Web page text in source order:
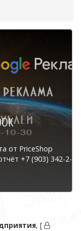
от PriceShop
+7 (903) 342-2-
, [